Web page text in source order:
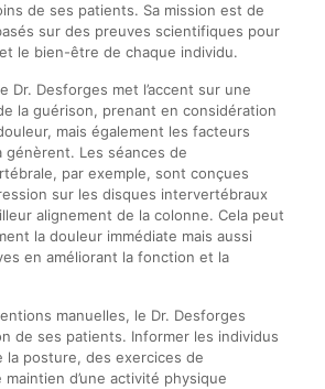
de ses patients. Sa mission est de
sur des preuves scientifiques pour
le bien-être de chaque individu.
Dr. Desforges met l’accent sur une
la guérison, prenant en considération
mais également les facteurs
génèrent. Les séances de
par exemple, sont conçues
sur les disques intervertébraux
alignement de la colonne. Cela peut
la douleur immédiate mais aussi
en améliorant la fonction et la
manuelles, le Dr. Desforges
de ses patients. Informer les individus
la posture, des exercices de
d’une activité physique